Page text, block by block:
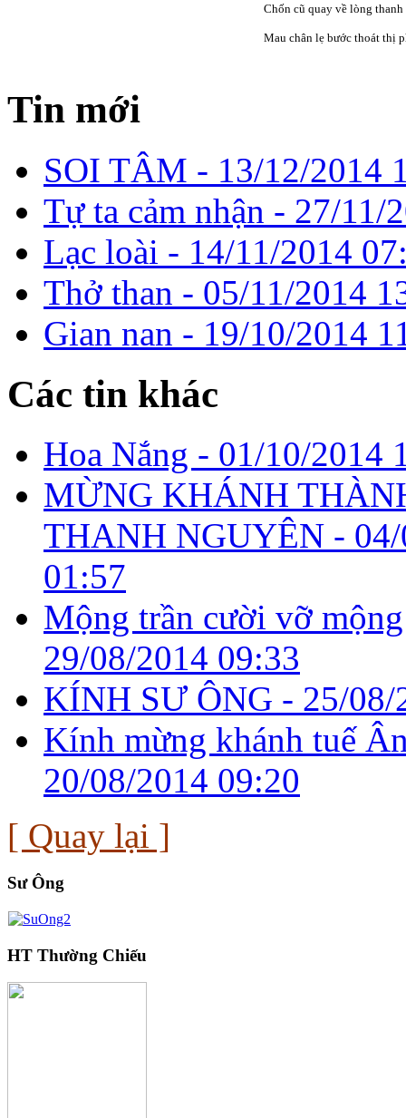
Chốn cũ quay về lòng thanh
Mau chân lẹ bước thoát thị
Tin mới
SOI TÂM - 13/12/2014
Tự ta cảm nhận - 27/11/
Lạc loài - 14/11/2014
Thở than - 05/11/2014
Gian nan - 19/10/2014
Các tin khác
Hoa Nắng - 01/10/2014
MỪNG KHÁNH
THANH NGUYÊN -
01:57
Mộng trần cười vỡ
29/08/2014 09:33
KÍNH SƯ ÔNG - 25/08/
Kính mừng khánh tuế
20/08/2014 09:20
[ Quay lại ]
Sư Ông
HT Thường Chiếu